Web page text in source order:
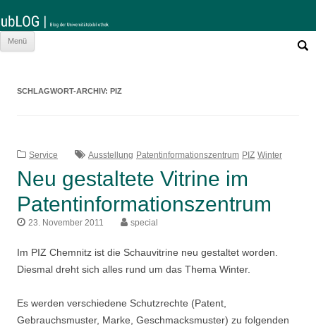
Menü
nach:
SCHLAGWORT-ARCHIV: PIZ
Service Ausstellung Patentinformationszentrum PIZ Winter
Neu gestaltete Vitrine im
Patentinformationszentrum
23. November 2011 special
Im PIZ Chemnitz ist die Schauvitrine neu gestaltet worden.
Diesmal dreht sich alles rund um das Thema Winter.
Es werden verschiedene Schutzrechte (Patent,
Gebrauchsmuster, Marke, Geschmacksmuster) zu folgenden